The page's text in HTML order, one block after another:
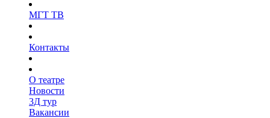
МГТ ТВ
Контакты
О театре
Новости
3Д тур
Вакансии